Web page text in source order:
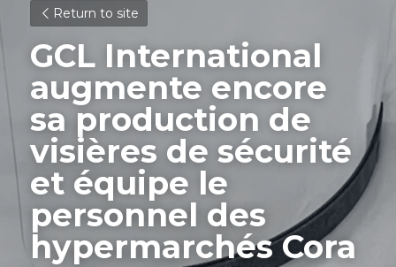
Return to site
GCL International
augmente encore
sa production de
visières de sécurité
et équipe le
personnel des
hypermarchés Cora